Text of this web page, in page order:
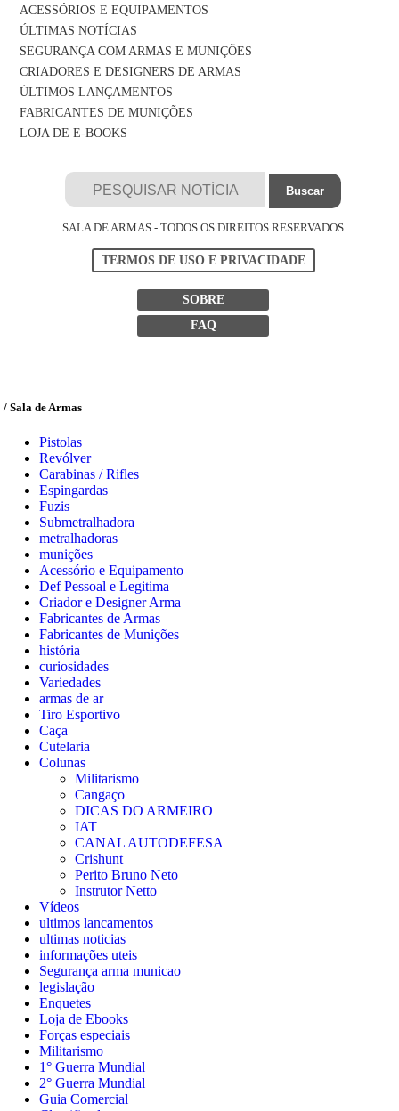
ACESSÓRIOS E EQUIPAMENTOS
ÚLTIMAS NOTÍCIAS
SEGURANÇA COM ARMAS E MUNIÇÕES
CRIADORES E DESIGNERS DE ARMAS
ÚLTIMOS LANÇAMENTOS
FABRICANTES DE MUNIÇÕES
LOJA DE E-BOOKS
SALA DE ARMAS - TODOS OS DIREITOS RESERVADOS
TERMOS DE USO E PRIVACIDADE
SOBRE
FAQ
/ Sala de Armas
Pistolas
Revólver
Carabinas / Rifles
Espingardas
Fuzis
Submetralhadora
metralhadoras
munições
Acessório e Equipamento
Def Pessoal e Legitima
Criador e Designer Arma
Fabricantes de Armas
Fabricantes de Munições
história
curiosidades
Variedades
armas de ar
Tiro Esportivo
Caça
Cutelaria
Colunas
Militarismo
Cangaço
DICAS DO ARMEIRO
IAT
CANAL AUTODEFESA
Crishunt
Perito Bruno Neto
Instrutor Netto
Vídeos
ultimos lancamentos
ultimas noticias
informações uteis
Segurança arma municao
legislação
Enquetes
Loja de Ebooks
Forças especiais
Militarismo
1° Guerra Mundial
2° Guerra Mundial
Guia Comercial